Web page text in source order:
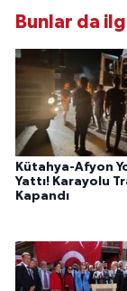
Bunlar da
Kütahya-Afyon
Yattı! Karayolu
Kapandı